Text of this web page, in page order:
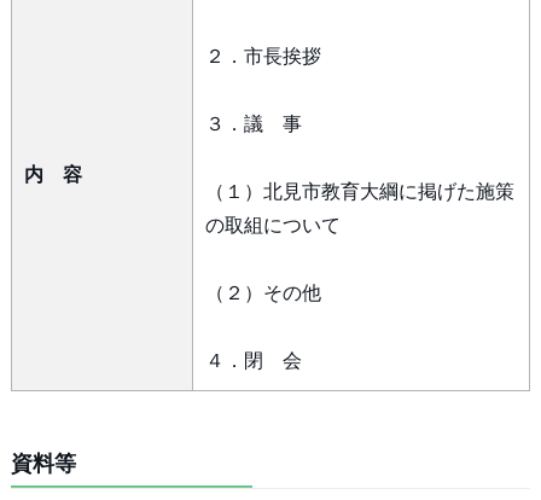
内 容
２．市長挨拶
３．議 事
（１）北見市教育大綱に掲げた施策
の取組について
（２）その他
４．閉 会
資料等